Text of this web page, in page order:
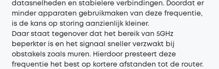
datasnelheden en stabielere verbindingen. Doordat er
minder apparaten gebruikmaken van deze frequentie,
is de kans op storing aanzienlijk kleiner.
Daar staat tegenover dat het bereik van 5GHz
beperkter is en het signaal sneller verzwakt bij
obstakels zoals muren. Hierdoor presteert deze
frequentie het best op kortere afstanden tot de router.